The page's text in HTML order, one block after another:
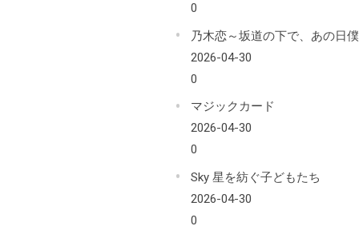
0
乃木恋～坂道の下で、あの日
2026-04-30
0
マジックカード
2026-04-30
0
Sky 星を紡ぐ子どもたち
2026-04-30
0